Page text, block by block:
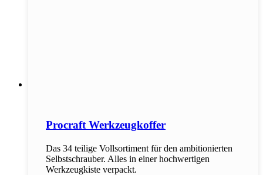
Procraft Werkzeugkoffer
Das 34 teilige Vollsortiment für den ambitionierten
Selbstschrauber. Alles in einer hochwertigen
Werkzeugkiste verpackt.